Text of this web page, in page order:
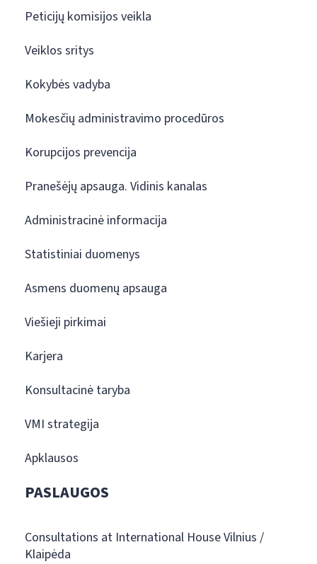
Peticijų komisijos veikla
Veiklos sritys
Kokybės vadyba
Mokesčių administravimo procedūros
Korupcijos prevencija
Pranešėjų apsauga. Vidinis kanalas
Administracinė informacija
Statistiniai duomenys
Asmens duomenų apsauga
Viešieji pirkimai
Karjera
Konsultacinė taryba
VMI strategija
Apklausos
PASLAUGOS
Consultations at International House Vilnius /
Klaipėda